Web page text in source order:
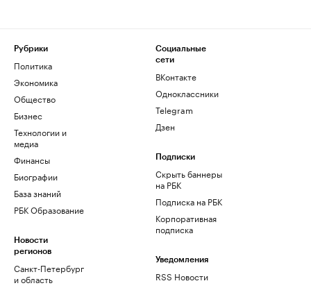
Рубрики
Политика
Экономика
Общество
Бизнес
Технологии и
медиа
Финансы
Биографии
База знаний
РБК Образование
Новости
регионов
Санкт-Петербург
и область
Социальные
сети
ВКонтакте
Одноклассники
Telegram
Дзен
Подписки
Скрыть баннеры
на РБК
Подписка на РБК
Корпоративная
подписка
Уведомления
RSS Новости